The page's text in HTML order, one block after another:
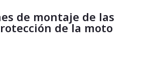
de montaje de las
de la moto